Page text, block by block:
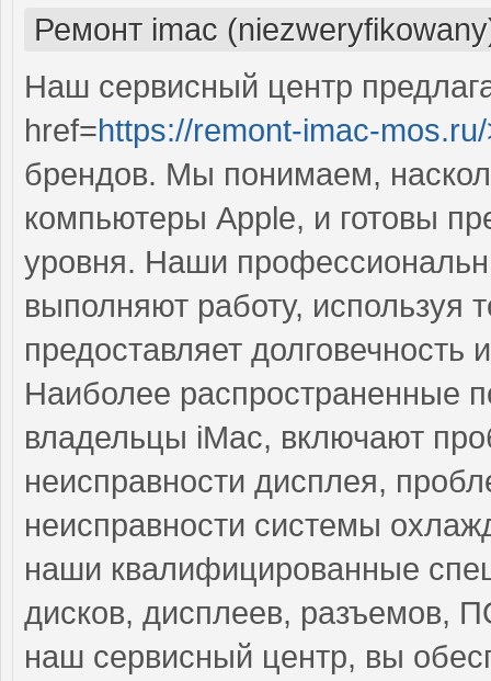
Ремонт imac
Наш сервисный центр
href=https://remont-imac-
брендов. Мы понимаем,
компьютеры Apple, и готовы
уровня. Наши
выполняют работу, используя
предоставляет
Наиболее распространенные
владельцы iMac, включают
неисправности дисплея,
неисправности системы
наши квалифицированные
дисков, дисплеев, разъемов,
наш сервисный центр, вы